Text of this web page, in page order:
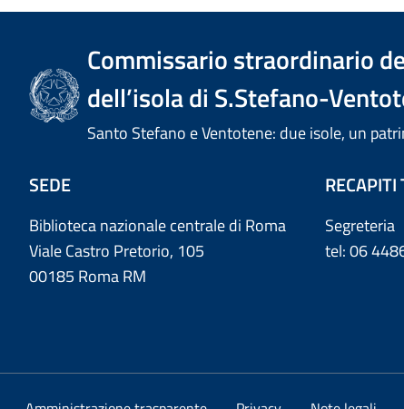
Commissario straordinario
dell’isola di S.Stefano-
Santo Stefano e Ventotene: due isole, un
SEDE
Biblioteca nazionale centrale di Roma
Viale Castro Pretorio, 105
00185 Roma RM
RECAPITI
Segreteria
tel: 06